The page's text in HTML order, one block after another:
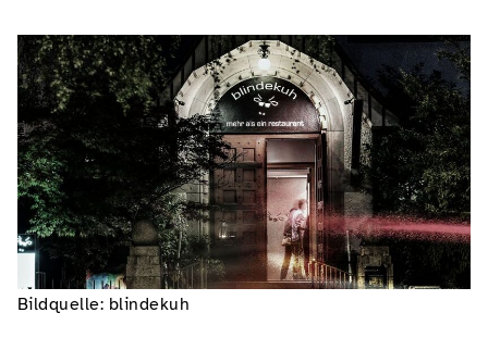
Bildquelle: blindekuh